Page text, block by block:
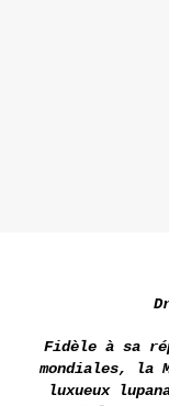
Fidèle à sa
mondiales, la
luxueux